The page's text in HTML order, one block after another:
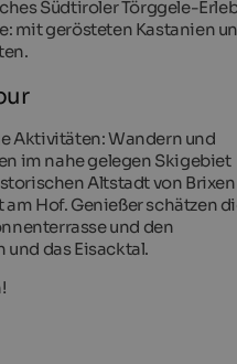
Südtiroler Törggele-
mit gerösteten Kastanien
Aktivitäten: Wandern und
im nahe gelegen Skigebiet
Altstadt von Brixen
am Hof. Genießer schätzen
und den
und das Eisacktal.